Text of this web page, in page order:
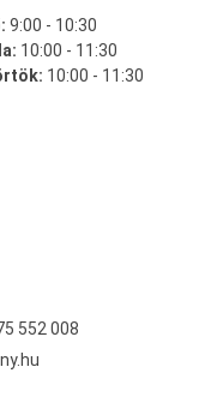
9:00 - 10:30
10:00 - 11:30
10:00 - 11:30
552 008